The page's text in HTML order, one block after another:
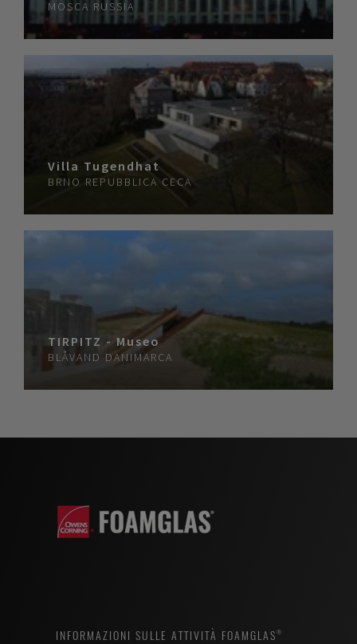
MOSCA RUSSIA
Villa Tugendhat
BRNO REPUBBLICA CECA
TIRPITZ - Museo
BLÅVAND DANIMARCA
INFORMAZIONI SULLE ATTIVITÀ FOAMGLAS®